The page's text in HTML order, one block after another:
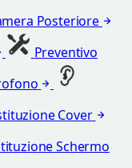
Posteriore
Preventivo
Cover
Schermo